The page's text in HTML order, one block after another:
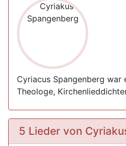
Cyriacus Spangenberg war
Theologe,
5 Lieder von